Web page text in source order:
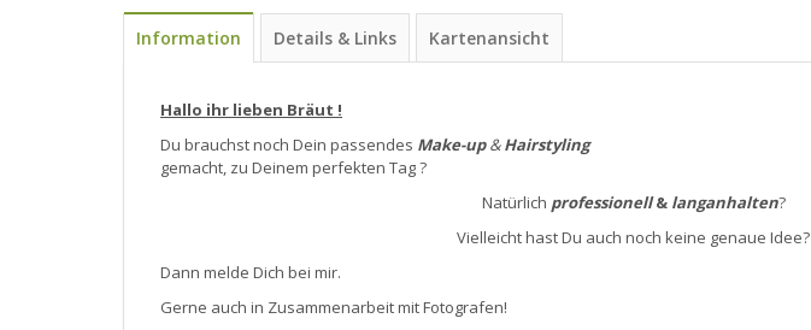
Information Details & Links Kartenansicht
Hallo ihr lieben Bräut !
Du brauchst noch Dein passendes Make-up&Hairstyling
gemacht, zu Deinem perfekten Tag ?
Natürlich professionell&langanhalten?
Vielleicht hast Du auch noch keine genaue Idee?
Dann melde Dich bei mir.
Gerne auch in Zusammenarbeit mit Fotografen!